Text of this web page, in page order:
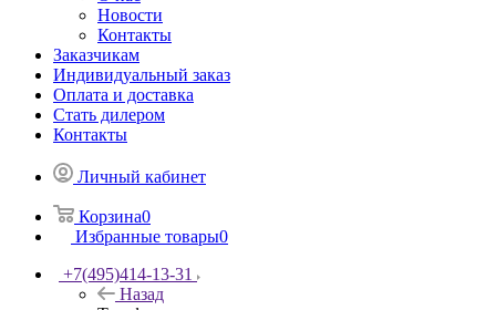
Новости
Контакты
Заказчикам
Индивидуальный заказ
Оплата и доставка
Стать дилером
Контакты
Личный кабинет
Корзина0
Избранные товары0
+7(495)414-13-31
Назад